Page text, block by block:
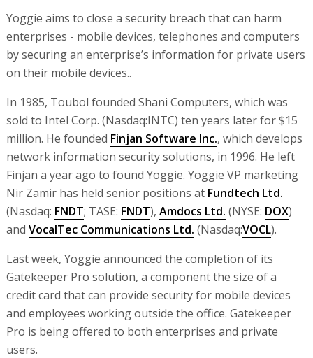
Yoggie aims to close a security breach that can harm
enterprises - mobile devices, telephones and computers
by securing an enterprise’s information for private users
on their mobile devices..
In 1985, Toubol founded Shani Computers, which was
sold to Intel Corp. (Nasdaq:INTC) ten years later for $15
million. He founded Finjan Software Inc., which develops
network information security solutions, in 1996. He left
Finjan a year ago to found Yoggie. Yoggie VP marketing
Nir Zamir has held senior positions at Fundtech Ltd.
(Nasdaq: FNDT; TASE: FNDT), Amdocs Ltd. (NYSE: DOX)
and VocalTec Communications Ltd. (Nasdaq:VOCL).
Last week, Yoggie announced the completion of its
Gatekeeper Pro solution, a component the size of a
credit card that can provide security for mobile devices
and employees working outside the office. Gatekeeper
Pro is being offered to both enterprises and private
users.